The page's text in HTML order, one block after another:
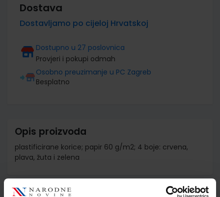
Dostava
Dostavljamo po cijeloj Hrvatskoj
Dostupno u 27 poslovnica
Provjeri i pokupi odmah
Osobno preuzimanje u PC Zagreb
Besplatno
Opis proizvoda
plastificirane korice; papir 60 g/m2; 4 boje: crvena,
plava, žuta i zelena